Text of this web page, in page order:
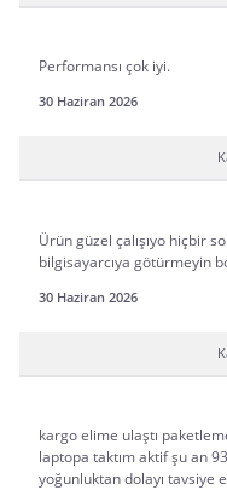
Performansı çok iyi.
30 Haziran 2026
Ürün güzel çalışıyo hiçbir
bilgisayarcıya götürmeyin
30 Haziran 2026
kargo elime ulaştı
laptopa taktım aktif şu an
yoğunluktan dolayı tavsiye